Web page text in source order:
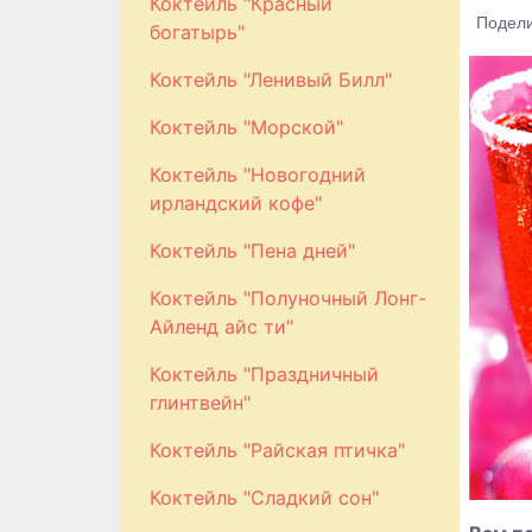
богатырь"
Коктейль "Ленивый Билл"
Коктейль "Морской"
Коктейль "Новогодний
ирландский кофе"
Коктейль "Пена дней"
Коктейль "Полуночный Лонг-
Айленд айс ти"
Коктейль "Праздничный
глинтвейн"
Коктейль "Райская птичка"
Коктейль "Сладкий сон"